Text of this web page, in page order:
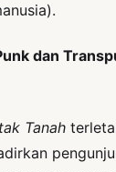
dan
Tanah